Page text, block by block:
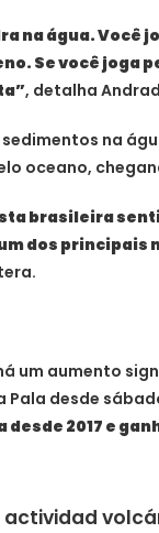
na água. Você
Se você joga
, detalha
na
oceano,
brasileira
dos principais
um aumento
Pala desde
2017 e